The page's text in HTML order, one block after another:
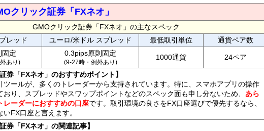
クリック証券「FXネオ」
GMOクリック証券「FXネオ」の主なスペック
レッド
ユーロ/米ドル スプレッド 最低取引単位
通貨ペア数
固定
あり)
0.3pips原則固定
(9-27時・例外あり)
1000通貨 24ペア
券「FXネオ」のおすすめポイント】
ツールが、多くのトレーダーから支持されています。特に、スマホアプリの操作
おり、スプレッドやスワップポイントなどのスペック面も申し分ないため、 あら
レーダーにおすすめの口座です。取引環境の良さをFX口座選びで優先するなら、
FX口座と言えます。
券「FXネオ」の関連記事】